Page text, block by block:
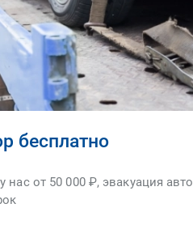
бесплатно
нас от 50 000 ₽, эвакуация авто